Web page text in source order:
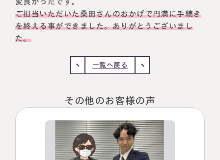
お客様の声
私たちについて
法人情報
セミナー
円満相続ちゃんねる
ご担当いただいた桑田さんのおかげで円満に手続き
を終える事ができました。ありがとうございまし
た。
一覧へ戻る
その他のお客様の声